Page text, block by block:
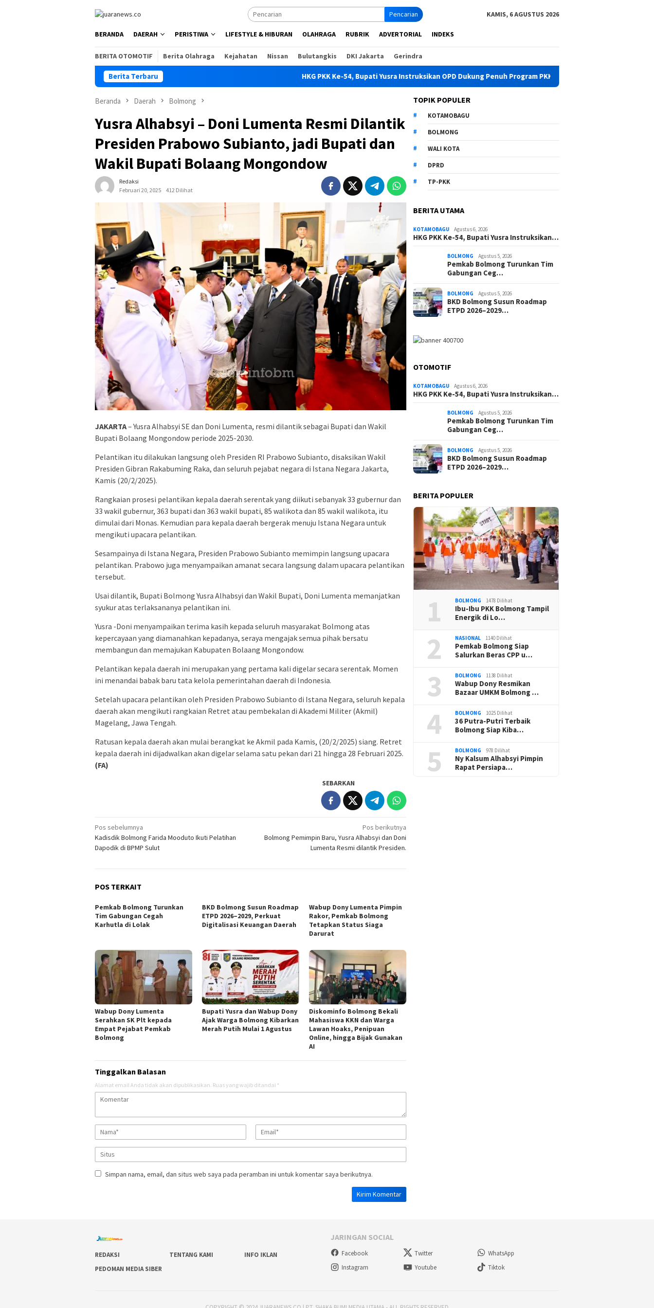
Pencarian KAMIS, 6 AGUSTUS 2026
BERANDA DAERAH PERISTIWA LIFESTYLE & HIBURAN OLAHRAGA RUBRIK ADVERTORIAL INDEKS
BERITA OTOMOTIF Berita Olahraga Kejahatan Nissan Bulutangkis DKI Jakarta Gerindra
Berita Terbaru HKG PKK Ke-54, Bupati Yusra Instruksikan OPD Dukung Penuh Program PKK Pemkab Bolmong Turunkan Tim
Beranda Daerah Bolmong
Yusra Alhabsyi – Doni Lumenta Resmi Dilantik
Presiden Prabowo Subianto, jadi Bupati dan
Wakil Bupati Bolaang Mongondow
Redaksi
Februari 20, 2025
412 Dilihat
JAKARTA– Yusra Alhabsyi SE dan Doni Lumenta, resmi dilantik sebagai Bupati dan Wakil
Bupati Bolaang Mongondow periode 2025-2030.
Pelantikan itu dilakukan langsung oleh Presiden RI Prabowo Subianto, disaksikan Wakil
Presiden Gibran Rakabuming Raka, dan seluruh pejabat negara di Istana Negara Jakarta,
Kamis (20/2/2025).
Rangkaian prosesi pelantikan kepala daerah serentak yang diikuti sebanyak 33 gubernur dan
33 wakil gubernur, 363 bupati dan 363 wakil bupati, 85 walikota dan 85 wakil walikota, itu
dimulai dari Monas. Kemudian para kepala daerah bergerak menuju Istana Negara untuk
mengikuti upacara pelantikan.
Sesampainya di Istana Negara, Presiden Prabowo Subianto memimpin langsung upacara
pelantikan. Prabowo juga menyampaikan amanat secara langsung dalam upacara pelantikan
tersebut.
Usai dilantik, Bupati Bolmong Yusra Alhabsyi dan Wakil Bupati, Doni Lumenta memanjatkan
syukur atas terlaksananya pelantikan ini.
Yusra -Doni menyampaikan terima kasih kepada seluruh masyarakat Bolmong atas
kepercayaan yang diamanahkan kepadanya, seraya mengajak semua pihak bersatu
membangun dan memajukan Kabupaten Bolaang Mongondow.
Pelantikan kepala daerah ini merupakan yang pertama kali digelar secara serentak. Momen
ini menandai babak baru tata kelola pemerintahan daerah di Indonesia.
Setelah upacara pelantikan oleh Presiden Prabowo Subianto di Istana Negara, seluruh kepala
daerah akan mengikuti rangkaian Retret atau pembekalan di Akademi Militer (Akmil)
Magelang, Jawa Tengah.
Ratusan kepala daerah akan mulai berangkat ke Akmil pada Kamis, (20/2/2025) siang. Retret
kepala daerah ini dijadwalkan akan digelar selama satu pekan dari 21 hingga 28 Februari 2025.
(FA)
SEBARKAN
Navigasi
pos
Pos sebelumnya
Kadisdik Bolmong Farida Mooduto Ikuti Pelatihan
Dapodik di BPMP Sulut
Pos berikutnya
Bolmong Pemimpin Baru, Yusra Alhabsyi dan Doni
Lumenta Resmi dilantik Presiden.
POS TERKAIT
Pemkab Bolmong Turunkan
Tim Gabungan Cegah
Karhutla di Lolak
BKD Bolmong Susun Roadmap
ETPD 2026–2029, Perkuat
Digitalisasi Keuangan Daerah
Wabup Dony Lumenta Pimpin
Rakor, Pemkab Bolmong
Tetapkan Status Siaga
Darurat
Wabup Dony Lumenta
Serahkan SK Plt kepada
Empat Pejabat Pemkab
Bolmong
Bupati Yusra dan Wabup Dony
Ajak Warga Bolmong Kibarkan
Merah Putih Mulai 1 Agustus
Diskominfo Bolmong Bekali
Mahasiswa KKN dan Warga
Lawan Hoaks, Penipuan
Online, hingga Bijak Gunakan
AI
Tinggalkan Balasan
Alamat email Anda tidak akan dipublikasikan. Ruas yang wajib ditandai *
Simpan nama, email, dan situs web saya pada peramban ini untuk komentar saya berikutnya.
TOPIK POPULER
KOTAMOBAGU
BOLMONG
WALI KOTA
DPRD
TP-PKK
BERITA UTAMA
KOTAMOBAGU Agustus 6, 2026
HKG PKK Ke-54, Bupati Yusra Instruksikan…
BOLMONG Agustus 5, 2026
Pemkab Bolmong Turunkan Tim
Gabungan Ceg…
BOLMONG Agustus 5, 2026
BKD Bolmong Susun Roadmap
ETPD 2026–2029…
OTOMOTIF
KOTAMOBAGU Agustus 6, 2026
HKG PKK Ke-54, Bupati Yusra Instruksikan…
BOLMONG Agustus 5, 2026
Pemkab Bolmong Turunkan Tim
Gabungan Ceg…
BOLMONG Agustus 5, 2026
BKD Bolmong Susun Roadmap
ETPD 2026–2029…
BERITA POPULER
1 BOLMONG 1478 Dilihat
Ibu-Ibu PKK Bolmong Tampil
Energik di Lo…
2 NASIONAL 1140 Dilihat
Pemkab Bolmong Siap
Salurkan Beras CPP u…
3 BOLMONG 1138 Dilihat
Wabup Dony Resmikan
Bazaar UMKM Bolmong …
4 BOLMONG 1025 Dilihat
36 Putra-Putri Terbaik
Bolmong Siap Kiba…
5 BOLMONG 978 Dilihat
Ny Kalsum Alhabsyi Pimpin
Rapat Persiapa…
REDAKSI TENTANG KAMI
INFO IKLAN
PEDOMAN MEDIA SIBER
JARINGAN SOCIAL
Facebook Twitter
WhatsApp
Instagram
Youtube Tiktok